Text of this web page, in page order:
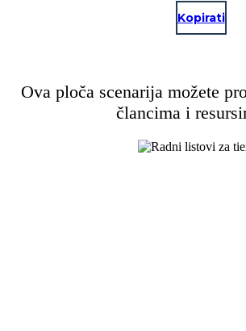
Kopirati
Ova ploča scenarija možete
člancima i